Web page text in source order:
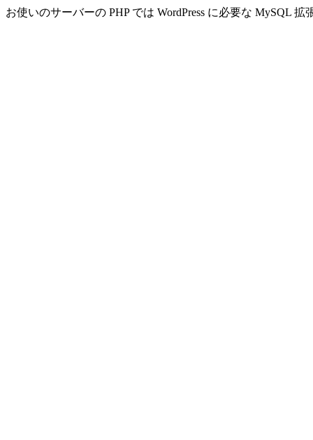
お使いのサーバーの PHP では WordPress に必要な MySQL